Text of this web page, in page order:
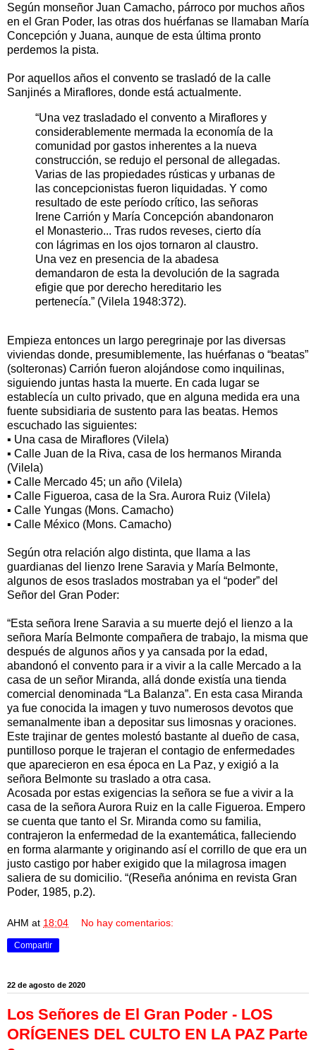
Según monseñor Juan Camacho, párroco por muchos años
en el Gran Poder, las otras dos huérfanas se llamaban María
Concepción y Juana, aunque de esta última pronto
perdemos la pista.
Por aquellos años el convento se trasladó de la calle
Sanjinés a Miraflores, donde está actualmente.
“Una vez trasladado el convento a Miraflores y
considerablemente mermada la economía de la
comunidad por gastos inherentes a la nueva
construcción, se redujo el personal de allegadas.
Varias de las propiedades rústicas y urbanas de
las concepcionistas fueron liquidadas. Y como
resultado de este período crítico, las señoras
Irene Carrión y María Concepción abandonaron
el Monasterio... Tras rudos reveses, cierto día
con lágrimas en los ojos tornaron al claustro.
Una vez en presencia de la abadesa
demandaron de esta la devolución de la sagrada
efigie que por derecho hereditario les
pertenecía.” (Vilela 1948:372).
Empieza entonces un largo peregrinaje por las diversas
viviendas donde, presumiblemente, las huérfanas o “beatas”
(solteronas) Carrión fueron alojándose como inquilinas,
siguiendo juntas hasta la muerte. En cada lugar se
establecía un culto privado, que en alguna medida era una
fuente subsidiaria de sustento para las beatas. Hemos
escuchado las siguientes:
▪ Una casa de Miraflores (Vilela)
▪ Calle Juan de la Riva, casa de los hermanos Miranda
(Vilela)
▪ Calle Mercado 45; un año (Vilela)
▪ Calle Figueroa, casa de la Sra. Aurora Ruiz (Vilela)
▪ Calle Yungas (Mons. Camacho)
▪ Calle México (Mons. Camacho)
Según otra relación algo distinta, que llama a las
guardianas del lienzo Irene Saravia y María Belmonte,
algunos de esos traslados mostraban ya el “poder” del
Señor del Gran Poder:
“Esta señora Irene Saravia a su muerte dejó el lienzo a la
señora María Belmonte compañera de trabajo, la misma que
después de algunos años y ya cansada por la edad,
abandonó el convento para ir a vivir a la calle Mercado a la
casa de un señor Miranda, allá donde existía una tienda
comercial denominada “La Balanza”. En esta casa Miranda
ya fue conocida la imagen y tuvo numerosos devotos que
semanalmente iban a depositar sus limosnas y oraciones.
Este trajinar de gentes molestó bastante al dueño de casa,
puntilloso porque le trajeran el contagio de enfermedades
que aparecieron en esa época en La Paz, y exigió a la
señora Belmonte su traslado a otra casa.
Acosada por estas exigencias la señora se fue a vivir a la
casa de la señora Aurora Ruiz en la calle Figueroa. Empero
se cuenta que tanto el Sr. Miranda como su familia,
contrajeron la enfermedad de la exantemática, falleciendo
en forma alarmante y originando así el corrillo de que era un
justo castigo por haber exigido que la milagrosa imagen
saliera de su domicilio. “(Reseña anónima en revista Gran
Poder, 1985, p.2).
AHM at 18:04 No hay comentarios:
Compartir
22 de agosto de 2020
Los Señores de El Gran Poder - LOS
ORÍGENES DEL CULTO EN LA PAZ Parte